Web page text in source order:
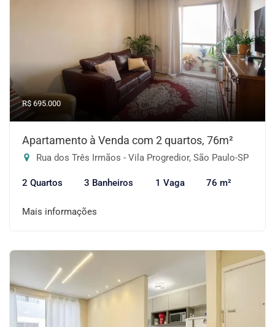
R$ 695.000
Apartamento à Venda com 2 quartos, 76m²
Rua dos Três Irmãos - Vila Progredior, São Paulo-SP
2 Quartos 3 Banheiros 1 Vaga 76 m²
Mais informações